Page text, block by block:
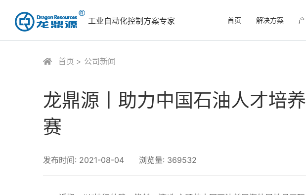
工业自动化控制方案专家 首页 解决方案
首页 公司新闻
龙鼎源丨助力中国石油人才培
赛
发布时间: 2021-08-04 浏览量: 369532